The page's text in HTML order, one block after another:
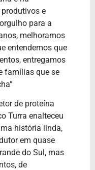
e
para a
melhoramos
entendemos que
entregamos
famílias que se
de proteína
Turra enalteceu
história linda,
em quase
do Sul, mas
de